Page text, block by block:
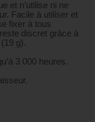
et n’utilise ni ne
Facile à utiliser et
fixer à tous
discret grâce à
g).
3 000 heures.